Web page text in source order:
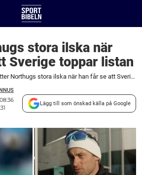
stora ilska när
Sverige toppar listan
Petter Northugs stora ilska när han får se att Sverige toppar listan
Lägg till som önskad källa på Google